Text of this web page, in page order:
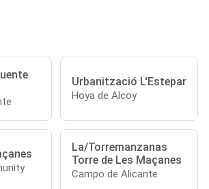
Urbanització L'Estepar
Hoya de Alcoy
La/Torremanzanas
Torre de Les Maçanes
Campo de Alicante